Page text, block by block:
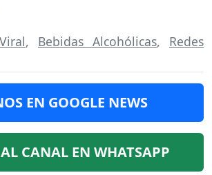
Viral, Bebidas Alcohólicas, Redes
EN GOOGLE NEWS
CANAL EN WHATSAPP